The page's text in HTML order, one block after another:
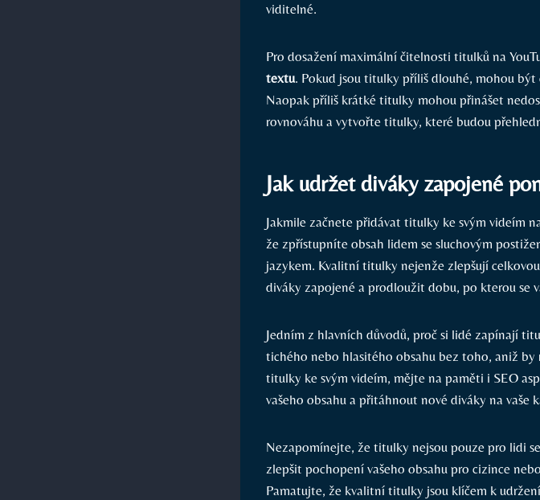
viditelné.
Pro dosažení maximální čitelnosti titulků na
textu. Pokud jsou titulky příliš dlouhé, mohou
Naopak příliš krátké titulky mohou přinášet
rovnováhu a vytvořte titulky, které budou
Jak udržet diváky zapojené
Jakmile začnete přidávat titulky ke svým videím
že zpřístupníte obsah lidem se sluchovým
jazykem. Kvalitní titulky nejenže zlepšují
diváky zapojené a prodloužit dobu, po kterou se
Jedním z hlavních důvodů, proč si lidé zapínají
tichého nebo hlasitého obsahu bez toho, aniž
titulky ke svým videím, mějte na paměti i SEO
vašeho obsahu a přitáhnout nové diváky na vaše
Nezapomínejte, že titulky nejsou pouze pro lidi
zlepšit pochopení vašeho obsahu pro cizince
Pamatujte, že kvalitní titulky jsou klíčem k